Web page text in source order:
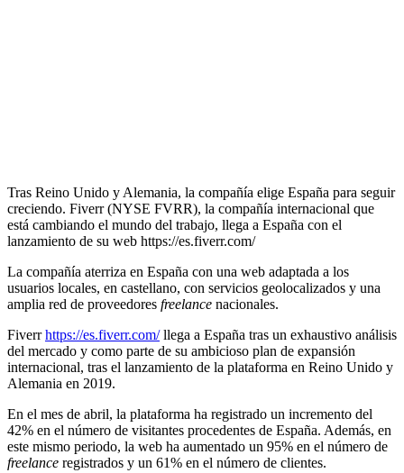
Tras Reino Unido y Alemania, la compañía elige España para seguir
creciendo. Fiverr (NYSE FVRR), la compañía internacional que
está cambiando el mundo del trabajo, llega a España con el
lanzamiento de su web https://es.fiverr.com/
La compañía aterriza en España con una web adaptada a los
usuarios locales, en castellano, con servicios geolocalizados y una
amplia red de proveedores freelance nacionales.
Fiverrhttps://es.fiverr.com/llega a España tras un exhaustivo análisis
del mercado y como parte de su ambicioso plan de expansión
internacional, tras el lanzamiento de la plataforma en Reino Unido y
Alemania en 2019.
En el mes de abril, la plataforma ha registrado un incremento del
42% en el número de visitantes procedentes de España. Además, en
este mismo periodo, la web ha aumentado un 95% en el número de
freelance registrados y un 61% en el número de clientes.